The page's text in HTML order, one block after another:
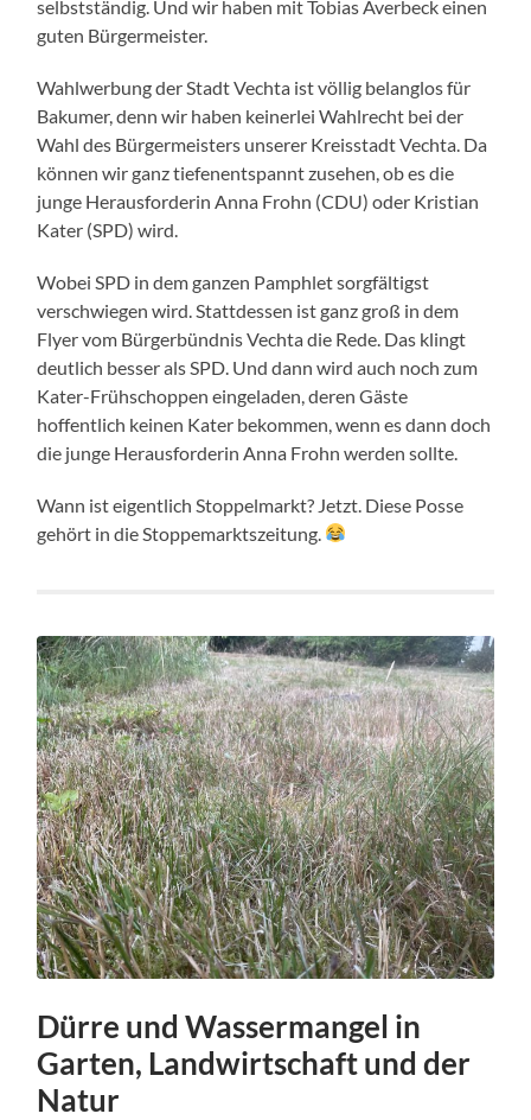
selbstständig. Und wir haben mit Tobias Averbeck einen
guten Bürgermeister.
Wahlwerbung der Stadt Vechta ist völlig belanglos für
Bakumer, denn wir haben keinerlei Wahlrecht bei der
Wahl des Bürgermeisters unserer Kreisstadt Vechta. Da
können wir ganz tiefenentspannt zusehen, ob es die
junge Herausforderin Anna Frohn (CDU) oder Kristian
Kater (SPD) wird.
Wobei SPD in dem ganzen Pamphlet sorgfältigst
verschwiegen wird. Stattdessen ist ganz groß in dem
Flyer vom Bürgerbündnis Vechta die Rede. Das klingt
deutlich besser als SPD. Und dann wird auch noch zum
Kater-Frühschoppen eingeladen, deren Gäste
hoffentlich keinen Kater bekommen, wenn es dann doch
die junge Herausforderin Anna Frohn werden sollte.
Wann ist eigentlich Stoppelmarkt? Jetzt. Diese Posse
gehört in die Stoppemarktszeitung.
Dürre und Wassermangel in
Garten, Landwirtschaft und der
Natur